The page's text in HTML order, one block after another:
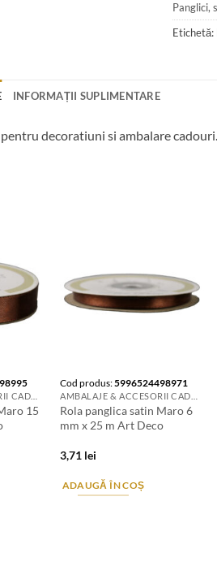
Panglici,
Etichetă:
INFORMAȚII SUPLIMENTARE
decoratiuni si ambalare cadouri.
15
Cod produs:5996524498971
Rola panglica satin Maro 6
mm x 25 m Art Deco
3,71 lei
ADAUGĂ ÎN COȘ